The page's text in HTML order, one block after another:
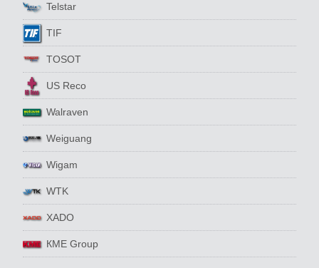
Telstar
TIF
TOSOT
US Reco
Walraven
Weiguang
Wigam
WTK
XADO
КМЕ Group